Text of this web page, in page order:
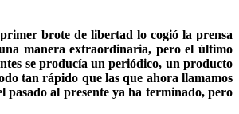
brote de libertad lo cogió la prensa
manera extraordinaria, pero el último
se producía un periódico, un producto
tan rápido que las que ahora llamamos
pasado al presente ya ha terminado, pero